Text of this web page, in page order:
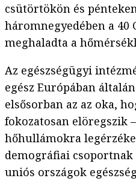
csütörtökön és
háromnegyedében a 40
meghaladta a
Az egészségügyi
egész Európában
elsősorban az az oka,
fokozatosan elöregszik
hőhullámokra
demográfiai csoportnak
uniós országok